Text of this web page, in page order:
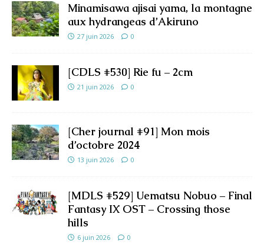
Minamisawa ajisai yama, la montagne
aux hydrangeas d’Akiruno
27 juin 2026 0
[CDLS #530] Rie fu – 2cm
21 juin 2026 0
[Cher journal #91] Mon mois
d’octobre 2024
13 juin 2026 0
[MDLS #529] Uematsu Nobuo – Final
Fantasy IX OST – Crossing those
hills
6 juin 2026 0